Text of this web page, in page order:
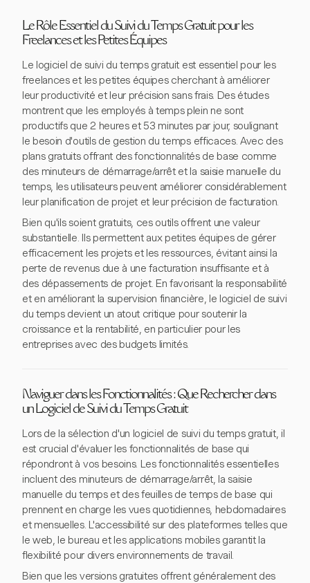
Le Rôle Essentiel du Suivi du Temps Gratuit pour les
Freelances et les Petites Équipes
Le logiciel de suivi du temps gratuit est essentiel pour les
freelances et les petites équipes cherchant à améliorer
leur productivité et leur précision sans frais. Des études
montrent que les employés à temps plein ne sont
productifs que 2 heures et 53 minutes par jour, soulignant
le besoin d'outils de gestion du temps efficaces. Avec des
plans gratuits offrant des fonctionnalités de base comme
des minuteurs de démarrage/arrêt et la saisie manuelle du
temps, les utilisateurs peuvent améliorer considérablement
leur planification de projet et leur précision de facturation.
Bien qu'ils soient gratuits, ces outils offrent une valeur
substantielle. Ils permettent aux petites équipes de gérer
efficacement les projets et les ressources, évitant ainsi la
perte de revenus due à une facturation insuffisante et à
des dépassements de projet. En favorisant la responsabilité
et en améliorant la supervision financière, le logiciel de suivi
du temps devient un atout critique pour soutenir la
croissance et la rentabilité, en particulier pour les
entreprises avec des budgets limités.
Naviguer dans les Fonctionnalités : Que Rechercher dans
un Logiciel de Suivi du Temps Gratuit
Lors de la sélection d'un logiciel de suivi du temps gratuit, il
est crucial d'évaluer les fonctionnalités de base qui
répondront à vos besoins. Les fonctionnalités essentielles
incluent des minuteurs de démarrage/arrêt, la saisie
manuelle du temps et des feuilles de temps de base qui
prennent en charge les vues quotidiennes, hebdomadaires
et mensuelles. L'accessibilité sur des plateformes telles que
le web, le bureau et les applications mobiles garantit la
flexibilité pour divers environnements de travail.
Bien que les versions gratuites offrent généralement des